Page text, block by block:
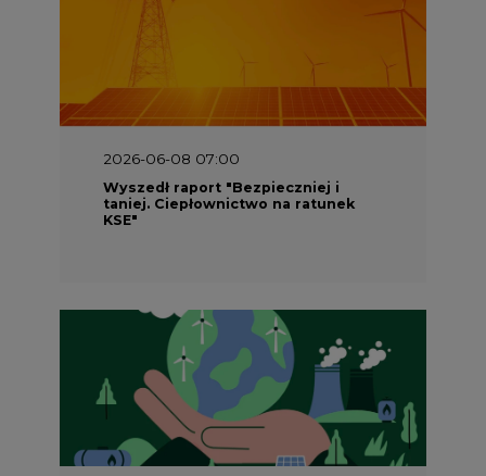
2026-06-08 07:00
Wyszedł raport "Bezpieczniej i
taniej. Ciepłownictwo na ratunek
KSE"